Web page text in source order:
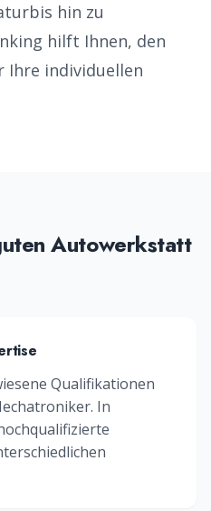
bis hin zu
hilft Ihnen, den
Ihre individuellen
Autowerkstatt
Qualifikationen
. In